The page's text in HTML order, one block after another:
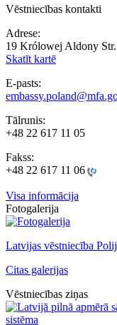
Vēstniecības kontakti
Adrese:
19 Królowej Aldony
Skatīt kartē
E-pasts:
Tālrunis:
+48 22 617 11 05
Fakss:
+48 22 617 11 06
Visa informācija
Fotogalerija
Latvijas vēstniecība
Citas galerijas
Vēstniecības ziņas